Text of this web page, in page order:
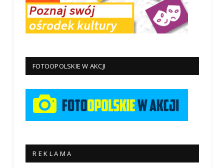
FOTOOPOLSKIE W AKCJI
R E K L A M A